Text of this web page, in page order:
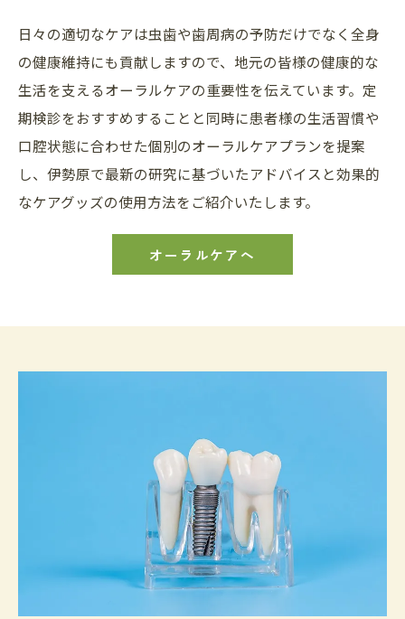
日々の適切なケアは虫歯や歯周病の予防だけでなく全身
の健康維持にも貢献しますので、地元の皆様の健康的な
生活を支えるオーラルケアの重要性を伝えています。定
期検診をおすすめすることと同時に患者様の生活習慣や
口腔状態に合わせた個別のオーラルケアプランを提案
し、伊勢原で最新の研究に基づいたアドバイスと効果的
なケアグッズの使用方法をご紹介いたします。
オーラルケアへ